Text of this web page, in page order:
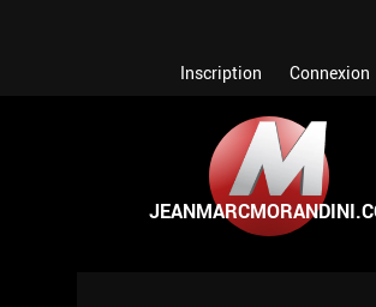
Inscription Connexion